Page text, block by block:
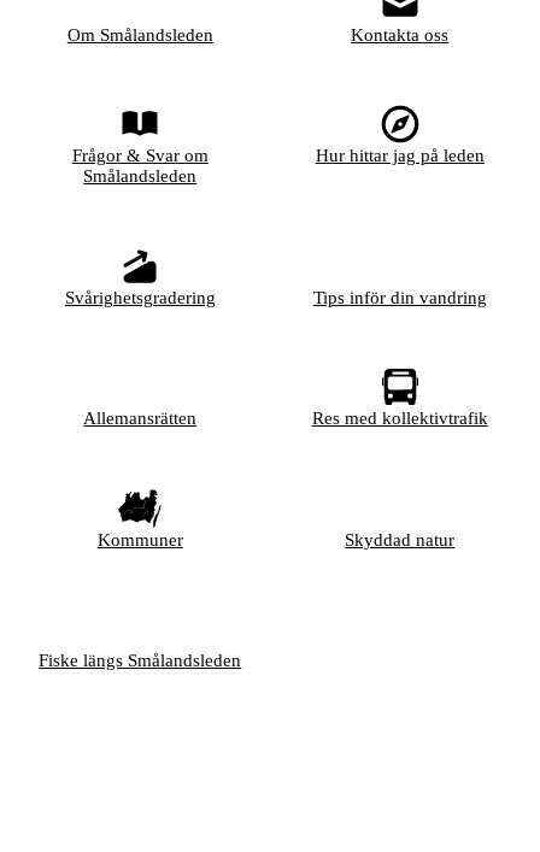
Om Smålandsleden Kontakta oss
Frågor & Svar om
Smålandsleden
Hur hittar jag på leden
Svårighetsgradering Tips inför din vandring
Allemansrätten Res med kollektivtrafik
Kommuner Skyddad natur
Fiske längs Smålandsleden